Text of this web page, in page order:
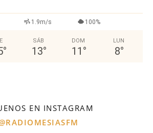
1.9m/s 100%
°
SÁB
13°
DOM
11 °
LUN
8°
EN INSTAGRAM